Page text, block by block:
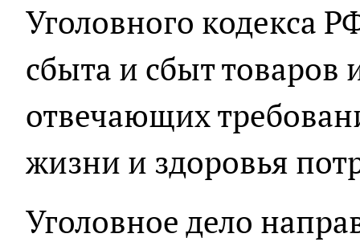
Уголовного кодекса
сбыта и сбыт товаров
отвечающих
жизни и здоровья
Уголовное дело